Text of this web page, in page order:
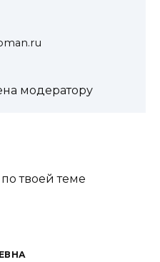
модератору
твоей теме